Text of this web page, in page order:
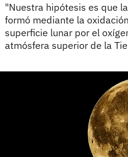
"Nuestra hipótesis es que
formó mediante la
superficie lunar por el
atmósfera superior de la